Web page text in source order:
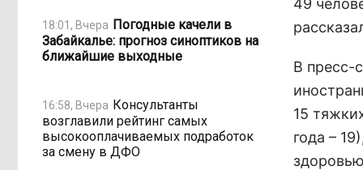
18:01, Вчера Погодные качели в
Забайкалье: прогноз синоптиков на
ближайшие выходные
16:58, Вчера Консультанты
возглавили рейтинг самых
высокооплачиваемых подработок
за смену в ДФО
49
В пресс-
15
года –